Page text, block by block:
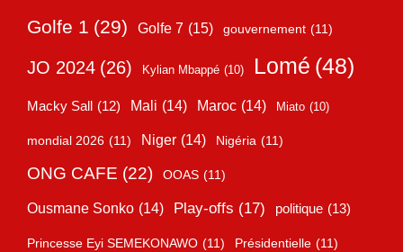
Golfe 1 (29) Golfe 7 (15) gouvernement (11)
JO 2024 (26) Kylian Mbappé (10) Lomé (48)
Macky Sall (12) Mali (14) Maroc (14) Miato (10)
mondial 2026 (11) Niger (14) Nigéria (11)
ONG CAFE (22) OOAS (11)
Ousmane Sonko (14) Play-offs (17) politique (13)
Princesse Eyi SEMEKONAWO (11) Présidentielle (11)